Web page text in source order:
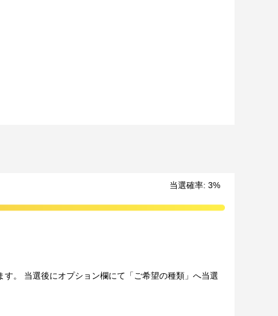
公開、譲渡、その他著作権を侵害する行為は禁止して
ております。
グが運営する購入代行サービス「World Shopping」を
ださい。
原則として期間終了後の翌日12時以降に通知します）
当選確率: 3%
。 当選後にオプション欄にて「ご希望の種類」へ当選